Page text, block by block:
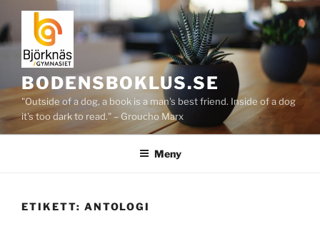
Hoppa
till
innehåll
BODENSBOKLUS.SE
"Outside of a dog, a book is a man's best friend. Inside of a dog
it's too dark to read." – Groucho Marx
Meny
ETIKETT: ANTOLOGI